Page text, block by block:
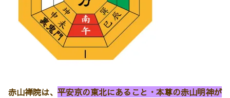
赤山禅院は、 平安京の東北にあること・本尊の赤山明神が